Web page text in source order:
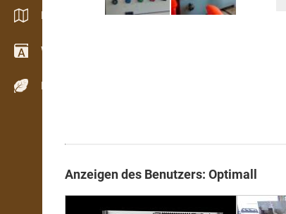
Kataloge / Broschüren
Wörterbuch
Holzarten
Anzeigen des Benutzers: Optimall